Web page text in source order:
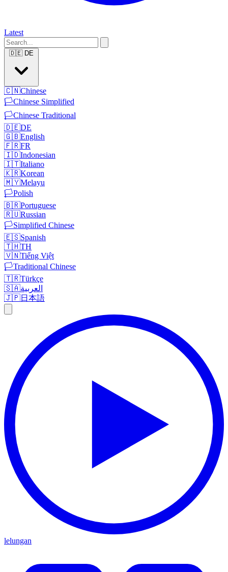
Latest
🇩🇪 DE
🇨🇳Chinese
🏳️Chinese Simplified
🏳️Chinese Traditional
🇩🇪DE
🇬🇧English
🇫🇷FR
🇮🇩Indonesian
🇮🇹Italiano
🇰🇷Korean
🇲🇾Melayu
🏳️Polish
🇧🇷Portuguese
🇷🇺Russian
🏳️Simplified Chinese
🇪🇸Spanish
🇹🇭TH
🇻🇳Tiếng Việt
🏳️Traditional Chinese
🇹🇷Türkçe
🇸🇦العربية
🇯🇵日本語
lelungan